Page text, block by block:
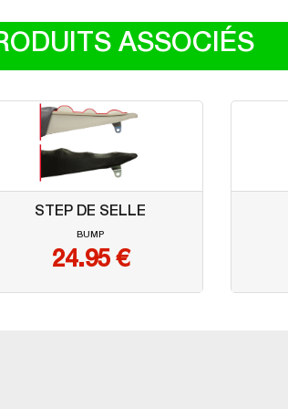
ASSOCIÉS
STEP DE SELLE
BUMP
24.95€